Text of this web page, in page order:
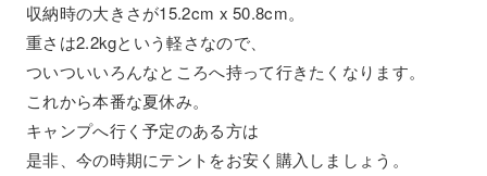
収納時の大きさが15.2cm x 50.8cm。
重さは2.2kgという軽さなので、
ついついいろんなところへ持って行きたくなります。
これから本番な夏休み。
キャンプへ行く予定のある方は
是非、今の時期にテントをお安く購入しましょう。